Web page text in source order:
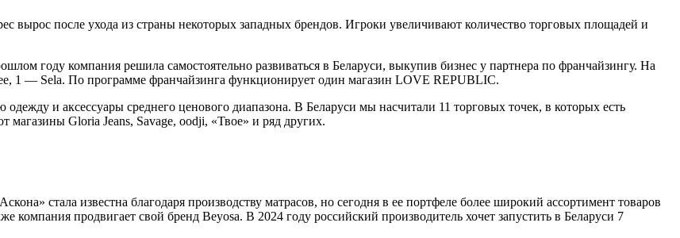
вырос после ухода из страны некоторых западных брендов. Игроки увеличивают количество торговых площадей и
году компания решила самостоятельно развиваться в Беларуси, выкупив бизнес у партнера по франчайзингу. На
1 — Sela. По программе франчайзинга функционирует один магазин LOVE REPUBLIC.
и аксессуары среднего ценового диапазона. В Беларуси мы насчитали 11 торговых точек, в которых есть
магазины Gloria Jeans, Savage, oodji, «Твое» и ряд других.
стала известна благодаря производству матрасов, но сегодня в ее портфеле более широкий ассортимент товаров
продвигает свой бренд Beyosa. В 2024 году российский производитель хочет запустить в Беларуси 7